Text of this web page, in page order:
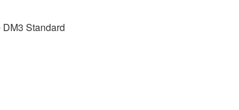
Standard